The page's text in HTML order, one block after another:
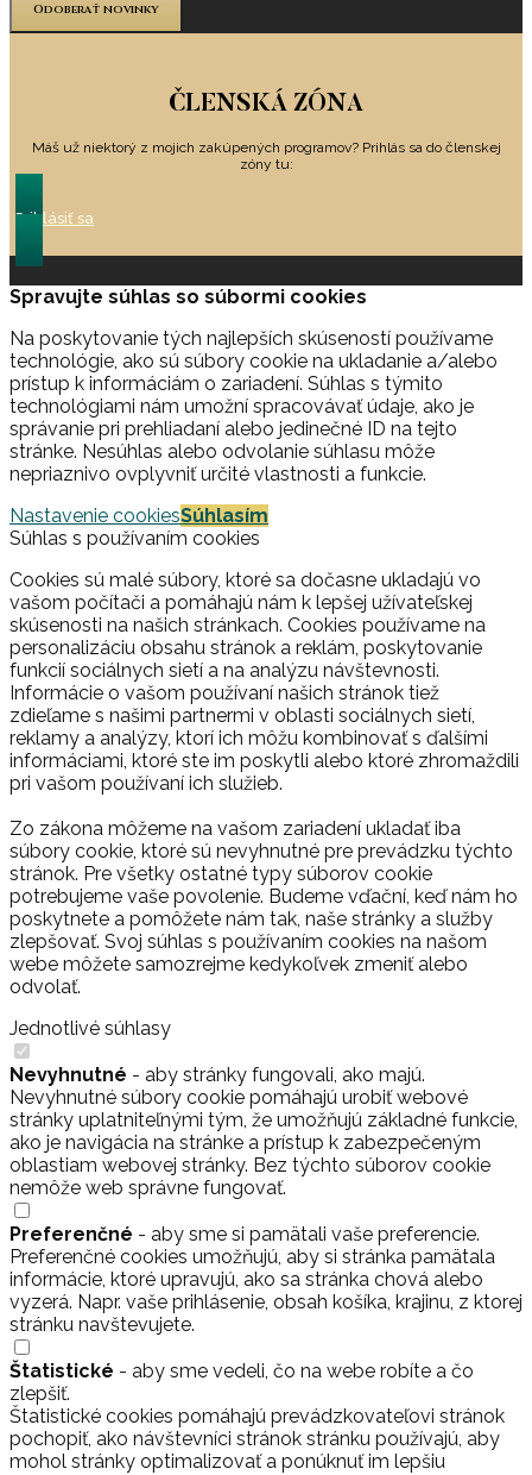
Odoberať novinky
ČLENSKÁ ZÓNA
Máš už niektorý z mojich zakúpených programov? Prihlás sa do členskej
zóny tu:
Prihlásiť sa
Spravujte súhlas so súbormi cookies
Na poskytovanie tých najlepších skúseností používame
technológie, ako sú súbory cookie na ukladanie a/alebo
prístup k informáciám o zariadení. Súhlas s týmito
technológiami nám umožní spracovávať údaje, ako je
správanie pri prehliadaní alebo jedinečné ID na tejto
stránke. Nesúhlas alebo odvolanie súhlasu môže
nepriaznivo ovplyvniť určité vlastnosti a funkcie.
Nastavenie cookiesSúhlasím
Súhlas s používaním cookies
Cookies sú malé súbory, ktoré sa dočasne ukladajú vo
vašom počítači a pomáhajú nám k lepšej užívateľskej
skúsenosti na našich stránkach. Cookies používame na
personalizáciu obsahu stránok a reklám, poskytovanie
funkcií sociálnych sietí a na analýzu návštevnosti.
Informácie o vašom používaní našich stránok tiež
zdieľame s našimi partnermi v oblasti sociálnych sietí,
reklamy a analýzy, ktorí ich môžu kombinovať s ďalšími
informáciami, ktoré ste im poskytli alebo ktoré zhromaždili
pri vašom používaní ich služieb.
Zo zákona môžeme na vašom zariadení ukladať iba
súbory cookie, ktoré sú nevyhnutné pre prevádzku týchto
stránok. Pre všetky ostatné typy súborov cookie
potrebujeme vaše povolenie. Budeme vďační, keď nám ho
poskytnete a pomôžete nám tak, naše stránky a služby
zlepšovať. Svoj súhlas s používaním cookies na našom
webe môžete samozrejme kedykoľvek zmeniť alebo
odvolať.
Jednotlivé súhlasy
Nevyhnutné - aby stránky fungovali, ako majú.
Nevyhnutné súbory cookie pomáhajú urobiť webové
stránky uplatniteľnými tým, že umožňujú základné funkcie,
ako je navigácia na stránke a prístup k zabezpečeným
oblastiam webovej stránky. Bez týchto súborov cookie
nemôže web správne fungovať.
Preferenčné - aby sme si pamätali vaše preferencie.
Preferenčné cookies umožňujú, aby si stránka pamätala
informácie, ktoré upravujú, ako sa stránka chová alebo
vyzerá. Napr. vaše prihlásenie, obsah košíka, krajinu, z ktorej
stránku navštevujete.
Štatistické - aby sme vedeli, čo na webe robíte a čo
zlepšiť.
Štatistické cookies pomáhajú prevádzkovateľovi stránok
pochopiť, ako návštevníci stránok stránku používajú, aby
mohol stránky optimalizovať a ponúknuť im lepšiu